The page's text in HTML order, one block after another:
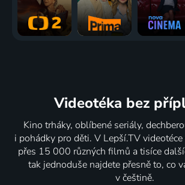
Videotéka bez
Kino trháky, oblíbené seriály,
i pohádky pro děti. V Lepší.TV
přes 15 000 různých filmů a tisíce
tak jednoduše najdete přesně to, co
v češtině.